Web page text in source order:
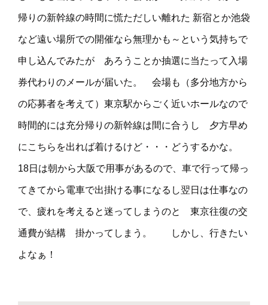
帰りの新幹線の時間に慌ただしい離れた 新宿とか池袋
など遠い場所での開催なら無理かも～という気持ちで
申し込んでみたが あろうことか抽選に当たって入場
券代わりのメールが届いた。 会場も（多分地方から
の応募者を考えて）東京駅からごく近いホールなので
時間的には充分帰りの新幹線は間に合うし 夕方早め
にこちらを出れば着けるけど・・・どうするかな。
18日は朝から大阪で用事があるので、車で行って帰っ
てきてから電車で出掛ける事になるし翌日は仕事なの
で、疲れを考えると迷ってしまうのと 東京往復の交
通費が結構 掛かってしまう。 しかし、行きたい
よなぁ！